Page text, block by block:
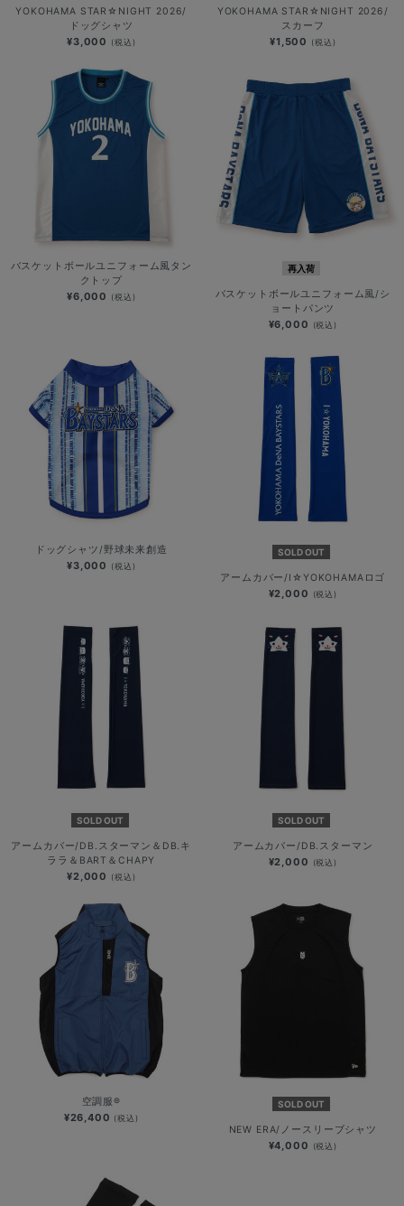
YOKOHAMA STAR☆NIGHT 2026/
ドッグシャツ
¥3,000 (税込)
YOKOHAMA STAR☆NIGHT 2026/
スカーフ
¥1,500 (税込)
バスケットボールユニフォーム風タン
クトップ
¥6,000 (税込)
再入荷
バスケットボールユニフォーム風/シ
ョートパンツ
¥6,000 (税込)
ドッグシャツ/野球未来創造
¥3,000 (税込)
SOLD OUT
アームカバー/I☆YOKOHAMAロゴ
¥2,000 (税込)
SOLD OUT
アームカバー/DB.スターマン＆DB.キ
ララ＆BART＆CHAPY
¥2,000 (税込)
SOLD OUT
アームカバー/DB.スターマン
¥2,000 (税込)
空調服®
¥26,400 (税込)
SOLD OUT
NEW ERA/ノースリーブシャツ
¥4,000 (税込)